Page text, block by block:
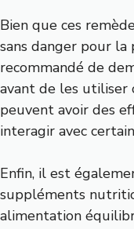
Bien que ces
sans danger pour
recommandé de
avant de les utiliser
peuvent avoir des
interagir avec
Enfin, il est
suppléments
alimentation